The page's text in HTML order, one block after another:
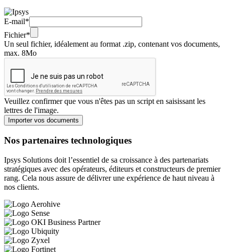
E-mail*
Fichier*
Un seul fichier, idéalement au format .zip, contenant vos documents,
max. 8Mo
Veuillez confirmer que vous n'êtes pas un script en saisissant les
lettres de l'image.
Nos partenaires technologiques
Ipsys Solutions doit l’essentiel de sa croissance à des partenariats
stratégiques avec des opérateurs, éditeurs et constructeurs de premier
rang. Cela nous assure de délivrer une expérience de haut niveau à
nos clients.